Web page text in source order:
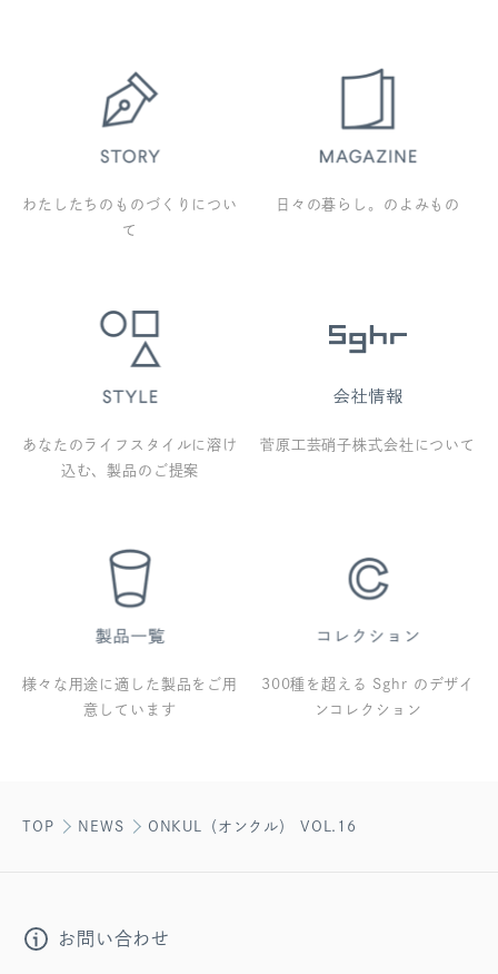
わたしたちのものづくりについ
て
日々の暮らし。のよみもの
あなたのライフスタイルに溶け
込む、製品のご提案
菅原工芸硝子株式会社について
様々な用途に適した製品をご用
意しています
300種を超える Sghr のデザイ
ンコレクション
TOP NEWS ONKUL（オンクル） VOL.16
お問い合わせ